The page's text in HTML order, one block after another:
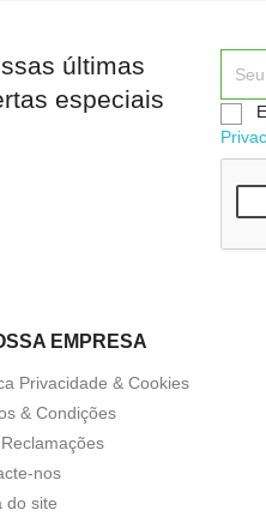
 Quick view
últimas
especiais
EMPRESA
Privacidade & Cookies
& Condições
nos
do site